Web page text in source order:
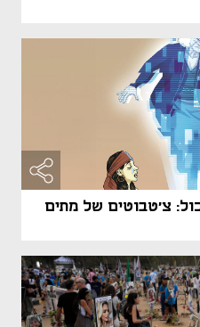
צ'טבוטים של מתים